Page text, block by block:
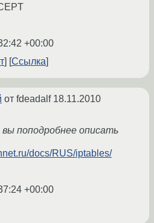
+00:00
Ссылка
от fdeadalf 18.11.2010
поподробнее описать
docs/RUS/iptables/
+00:00